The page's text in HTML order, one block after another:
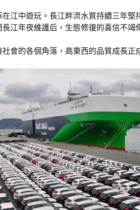
江中遊玩。長江畔流水質持續三年
江年夜維護后，生態修復的喜信不竭
會的各個角落，高東西的品質成長正